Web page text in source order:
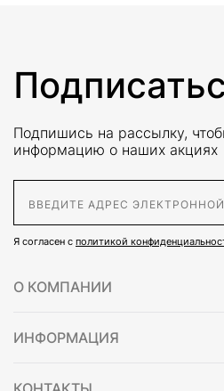
Подпишись на рассылку,
информацию о наших акциях
Я согласен с политикой
О КОМПАНИИ
ИНФОРМАЦИЯ